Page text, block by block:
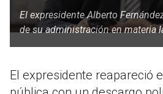
El expresidente Alberto
de su administración en materia
El expresidente reapareció